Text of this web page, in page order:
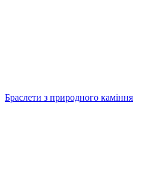
Браслети з природного каміння